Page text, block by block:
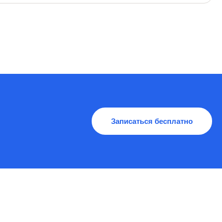
по гигиене век.
Записаться бесплатно